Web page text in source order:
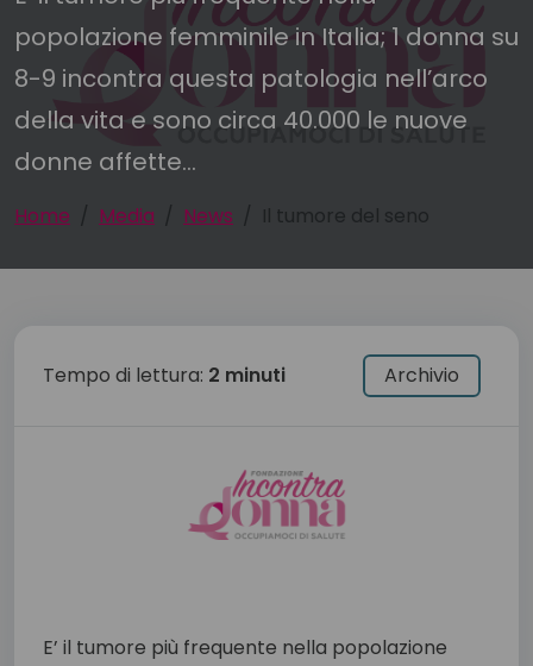
popolazione femminile in Italia; 1 donna su
8-9 incontra questa patologia nell’arco
della vita e sono circa 40.000 le nuove
donne affette...
Home Media News Il tumore del seno
Tempo di lettura: 2 minuti Archivio
E’ il tumore più frequente nella popolazione